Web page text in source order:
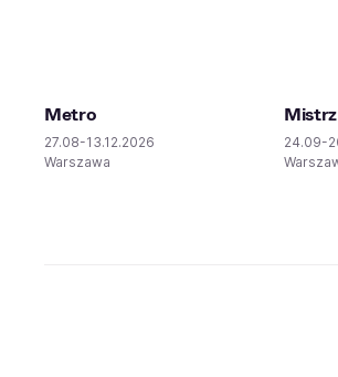
Metro
27.08-13.12.2026
Warszawa
24.09-